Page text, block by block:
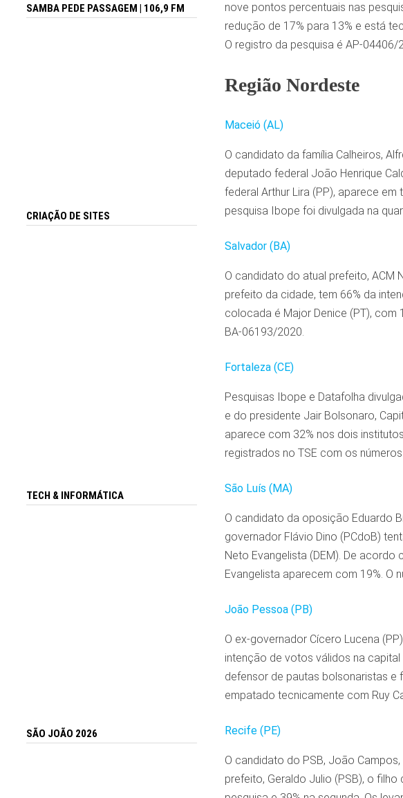
nove pontos percentuais nas
redução de 17% para 13% e está
O registro da pesquisa é AP-04406/
Região Nordeste
Maceió (AL)
O candidato da família Calheiros,
deputado federal João Henrique
federal Arthur Lira (PP), aparece
pesquisa Ibope foi divulgada na
Salvador (BA)
O candidato do atual prefeito, ACM
prefeito da cidade, tem 66% da
colocada é Major Denice (PT), com
BA-06193/2020.
Fortaleza (CE)
Pesquisas Ibope e Datafolha
e do presidente Jair Bolsonaro,
aparece com 32% nos dois
registrados no TSE com os
São Luís (MA)
O candidato da oposição Eduardo
governador Flávio Dino (PCdoB)
Neto Evangelista (DEM). De
Evangelista aparecem com 19%. O
João Pessoa (PB)
O ex-governador Cícero Lucena
intenção de votos válidos na capital
defensor de pautas bolsonaristas e
empatado tecnicamente com Ruy
Recife (PE)
O candidato do PSB, João
prefeito, Geraldo Julio (PSB), o
SAMBA PEDE PASSAGEM | 106,9 FM
CRIAÇÃO DE SITES
TECH & INFORMÁTICA
SÃO JOÃO 2026